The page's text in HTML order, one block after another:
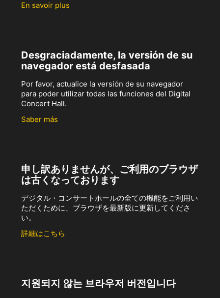
En savoir plus
Desgraciadamente, la versión de su
navegador está desfasada
Por favor, actualice la versión de su navegador
para poder utilizar todas las funciones del Digital
Concert Hall.
Saber más
申し訳ありませんが、ご利用のブラウザ
は古くなっております
デジタル・コンサートホールの全ての機能をご利用い
ただくために、ブラウザを最新版に更新してくださ
い。
詳細はこちら
지원되지 않는 브라우저 버전입니다